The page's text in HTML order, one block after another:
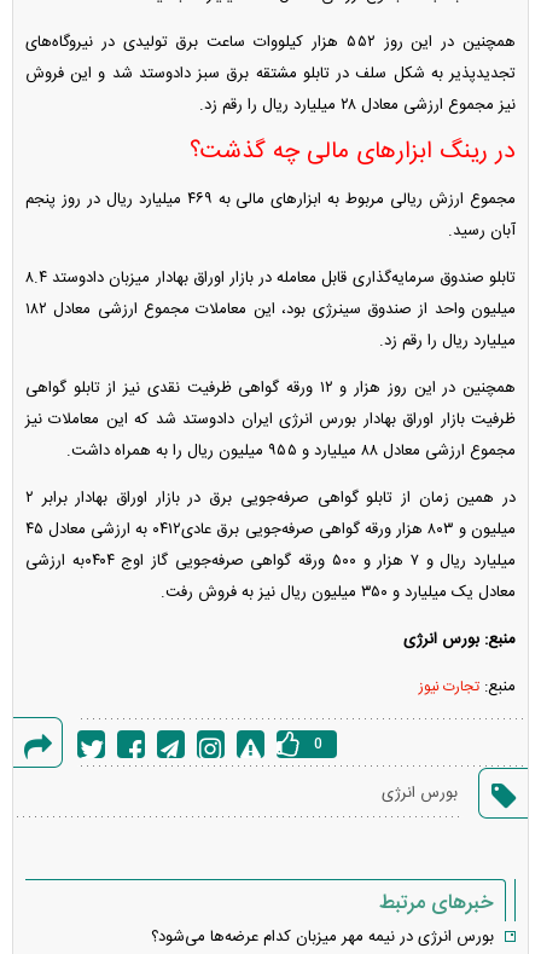
همچنین در این روز ۵۵۲ هزار کیلووات ساعت برق تولیدی در نیروگاه‌های
تجدیدپذیر به شکل سلف در تابلو مشتقه برق سبز دادوستد شد و این فروش
نیز مجموع ارزشی معادل ۲۸ میلیارد ریال را رقم زد.
در رینگ ابزار‌های مالی چه گذشت؟
مجموع ارزش ریالی مربوط به ابزار‌های مالی به ۴۶۹ میلیارد ریال در روز پنجم
آبان رسید.
تابلو صندوق سرمایه‌گذاری قابل معامله در بازار اوراق بهادار میزبان دادوستد ۸.۴
میلیون واحد از صندوق سینرژی بود، این معاملات مجموع ارزشی معادل ۱۸۲
میلیارد ریال را رقم زد.
همچنین در این روز هزار و ۱۲ ورقه گواهی ظرفیت نقدی نیز از تابلو گواهی
ظرفیت بازار اوراق بهادار بورس انرژی ایران دادوستد شد که این معاملات نیز
مجموع ارزشی معادل ۸۸ میلیارد و ۹۵۵ میلیون ریال را به همراه داشت.
در همین زمان از تابلو گواهی صرفه‌جویی برق در بازار اوراق بهادار برابر ۲
میلیون و ۸۰۳ هزار ورقه گواهی صرفه‌جویی برق عادی۰۴۱۲ به ارزشی معادل ۴۵
میلیارد ریال و ۷ هزار و ۵۰۰ ورقه گواهی صرفه‌جویی گاز اوج ۰۴۰۴به ارزشی
معادل یک میلیارد و ۳۵۰ میلیون ریال نیز به فروش رفت.
منبع: بورس انرژی
منبع: تجارت نیوز
خطا
0
بورس انرژی
خبرهای مرتبط
بورس انرژی در نیمه مهر میزبان کدام عرضه‌ها می‌شود؟